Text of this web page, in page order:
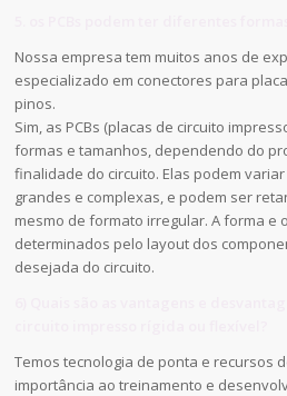
Nossa empresa tem muitos anos de
especializado em conectores para
pinos.
Sim, as PCBs (placas de circuito
formas e tamanhos, dependendo do
finalidade do circuito. Elas podem
grandes e complexas, e podem ser
mesmo de formato irregular. A forma e
determinados pelo layout dos
desejada do circuito.
Temos tecnologia de ponta e recursos
importância ao treinamento e